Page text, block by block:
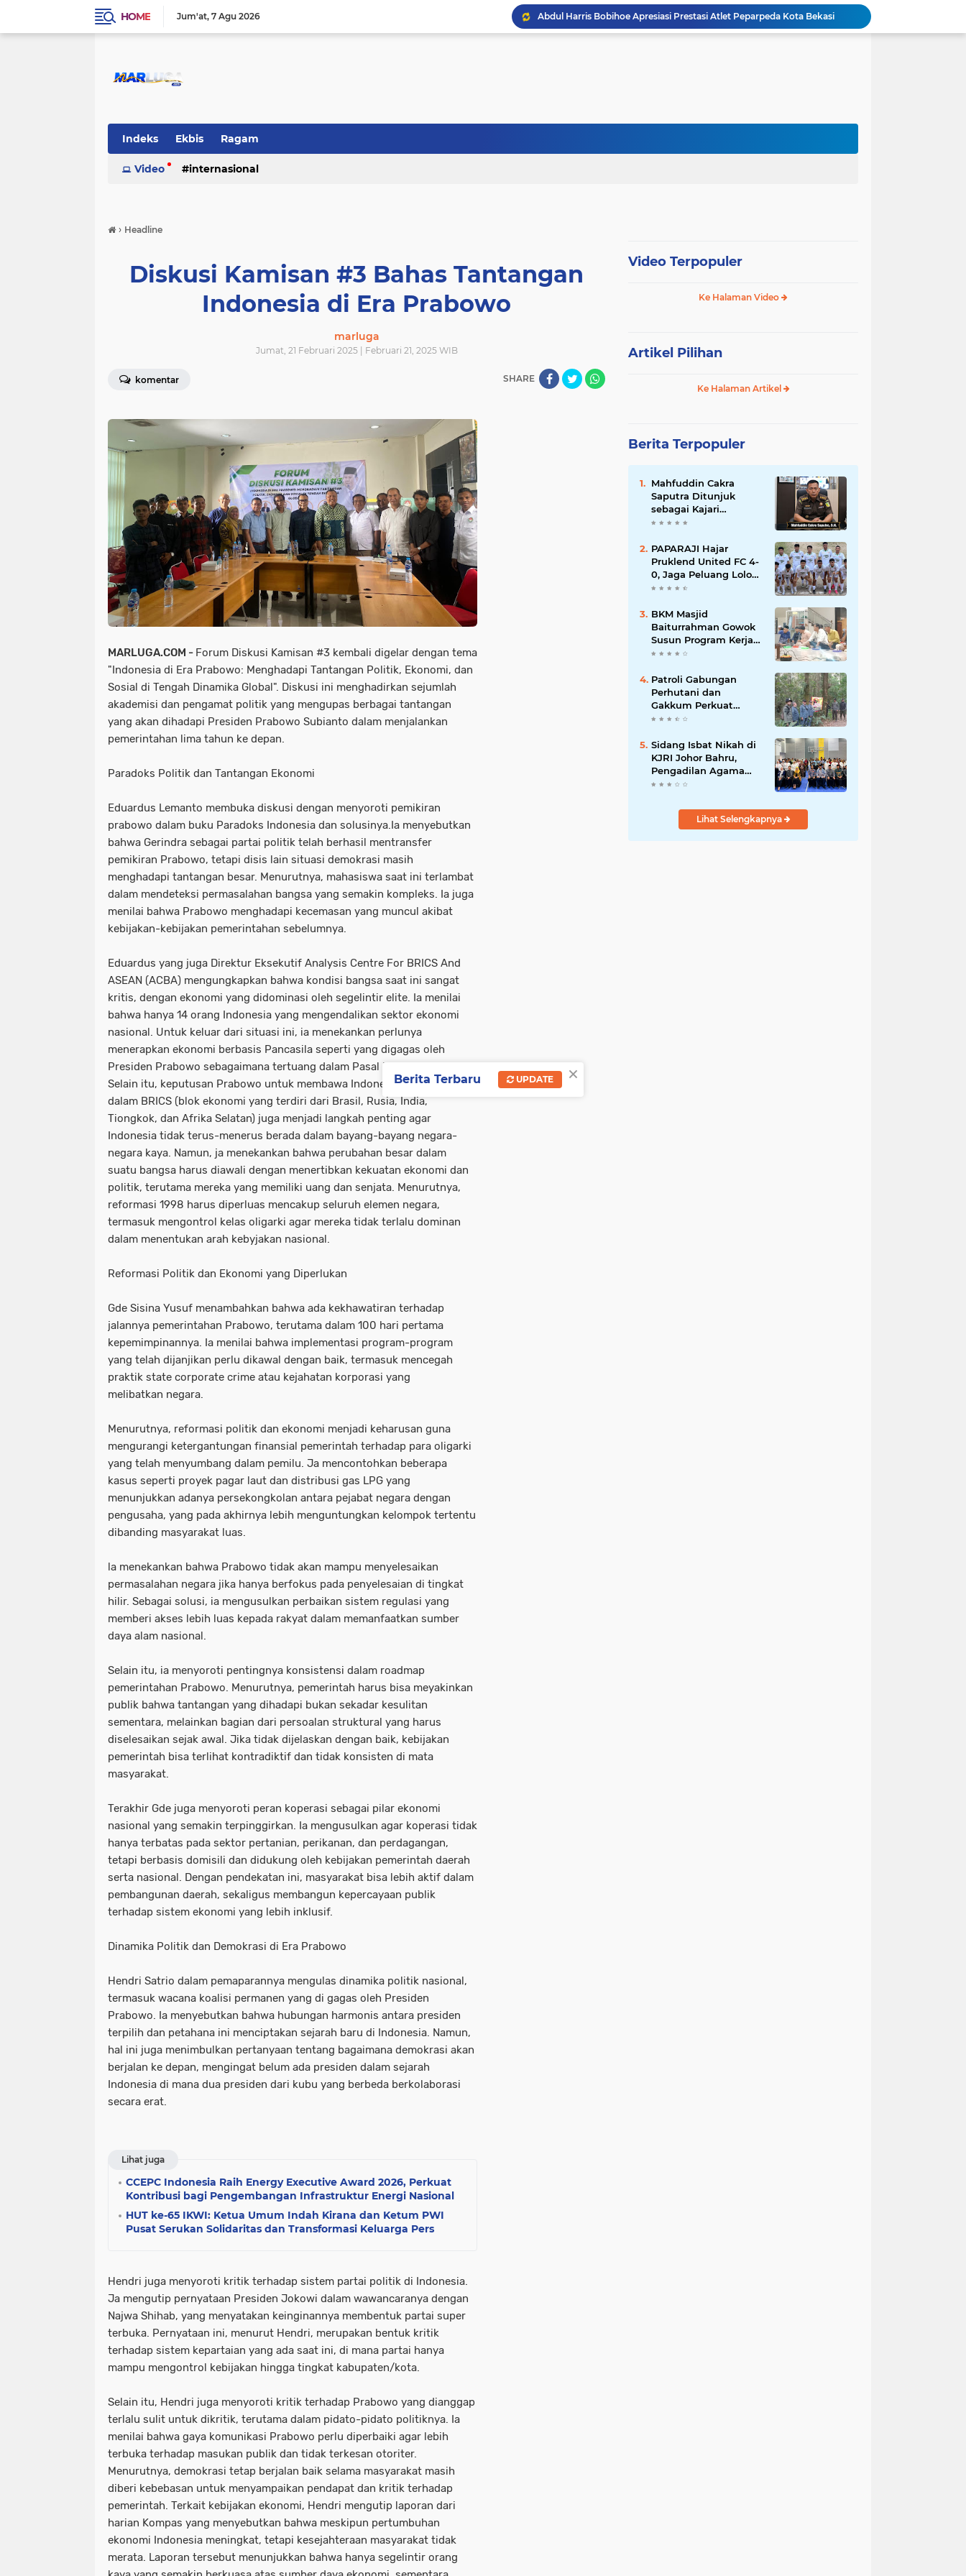
HOME Jum'at 7 Agu 2026
Abdul Harris Bobihoe Apresiasi Prestasi Atlet Peparpeda Kota Bekasi
Sidang Isbat Nikah di KJRI Johor Bahru, Pengadilan Agama Jakarta Pusat Kabulkan 25 Permohonan
Khaeroni Kembali Pimpin FAJI DKI Jakarta, Target Tambah Emas di PON 2028
Indeks Ekbis Ragam
Video internasional
› Headline
Diskusi Kamisan #3 Bahas Tantangan
Indonesia di Era Prabowo
marluga
Jumat, 21 Februari 2025 | Februari 21, 2025 WIB
komentar SHARE
MARLUGA.COM - Forum Diskusi Kamisan #3 kembali digelar dengan tema
"Indonesia di Era Prabowo: Menghadapi Tantangan Politik, Ekonomi, dan
Sosial di Tengah Dinamika Global". Diskusi ini menghadirkan sejumlah
akademisi dan pengamat politik yang mengupas berbagai tantangan
yang akan dihadapi Presiden Prabowo Subianto dalam menjalankan
pemerintahan lima tahun ke depan.
Paradoks Politik dan Tantangan Ekonomi
Eduardus Lemanto membuka diskusi dengan menyoroti pemikiran
prabowo dalam buku Paradoks Indonesia dan solusinya.Ia menyebutkan
bahwa Gerindra sebagai partai politik telah berhasil mentransfer
pemikiran Prabowo, tetapi disis lain situasi demokrasi masih
menghadapi tantangan besar. Menurutnya, mahasiswa saat ini terlambat
dalam mendeteksi permasalahan bangsa yang semakin kompleks. Ia juga
menilai bahwa Prabowo menghadapi kecemasan yang muncul akibat
kebijakan-kebijakan pemerintahan sebelumnya.
Eduardus yang juga Direktur Eksekutif Analysis Centre For BRICS And
ASEAN (ACBA) mengungkapkan bahwa kondisi bangsa saat ini sangat
kritis, dengan ekonomi yang didominasi oleh segelintir elite. Ia menilai
bahwa hanya 14 orang Indonesia yang mengendalikan sektor ekonomi
nasional. Untuk keluar dari situasi ini, ia menekankan perlunya
menerapkan ekonomi berbasis Pancasila seperti yang digagas oleh
Presiden Prabowo sebagaimana tertuang dalam Pasal 33 UUD 1945.
Selain itu, keputusan Prabowo untuk membawa Indonesia masuk ke
dalam BRICS (blok ekonomi yang terdiri dari Brasil, Rusia, India,
Tiongkok, dan Afrika Selatan) juga menjadi langkah penting agar
Indonesia tidak terus-menerus berada dalam bayang-bayang negara-
negara kaya. Namun, ja menekankan bahwa perubahan besar dalam
suatu bangsa harus diawali dengan menertibkan kekuatan ekonomi dan
politik, terutama mereka yang memiliki uang dan senjata. Menurutnya,
reformasi 1998 harus diperluas mencakup seluruh elemen negara,
termasuk mengontrol kelas oligarki agar mereka tidak terlalu dominan
dalam menentukan arah kebyjakan nasional.
Reformasi Politik dan Ekonomi yang Diperlukan
Gde Sisina Yusuf menambahkan bahwa ada kekhawatiran terhadap
jalannya pemerintahan Prabowo, terutama dalam 100 hari pertama
kepemimpinannya. Ia menilai bahwa implementasi program-program
yang telah dijanjikan perlu dikawal dengan baik, termasuk mencegah
praktik state corporate crime atau kejahatan korporasi yang
melibatkan negara.
Menurutnya, reformasi politik dan ekonomi menjadi keharusan guna
mengurangi ketergantungan finansial pemerintah terhadap para oligarki
yang telah menyumbang dalam pemilu. Ja mencontohkan beberapa
kasus seperti proyek pagar laut dan distribusi gas LPG yang
menunjukkan adanya persekongkolan antara pejabat negara dengan
pengusaha, yang pada akhirnya lebih menguntungkan kelompok tertentu
dibanding masyarakat luas.
la menekankan bahwa Prabowo tidak akan mampu menyelesaikan
permasalahan negara jika hanya berfokus pada penyelesaian di tingkat
hilir. Sebagai solusi, ia mengusulkan perbaikan sistem regulasi yang
memberi akses lebih luas kepada rakyat dalam memanfaatkan sumber
daya alam nasional.
Selain itu, ia menyoroti pentingnya konsistensi dalam roadmap
pemerintahan Prabowo. Menurutnya, pemerintah harus bisa meyakinkan
publik bahwa tantangan yang dihadapi bukan sekadar kesulitan
sementara, melainkan bagian dari persoalan struktural yang harus
diselesaikan sejak awal. Jika tidak dijelaskan dengan baik, kebijakan
pemerintah bisa terlihat kontradiktif dan tidak konsisten di mata
masyarakat.
Terakhir Gde juga menyoroti peran koperasi sebagai pilar ekonomi
nasional yang semakin terpinggirkan. Ia mengusulkan agar koperasi tidak
hanya terbatas pada sektor pertanian, perikanan, dan perdagangan,
tetapi berbasis domisili dan didukung oleh kebijakan pemerintah daerah
serta nasional. Dengan pendekatan ini, masyarakat bisa lebih aktif dalam
pembangunan daerah, sekaligus membangun kepercayaan publik
terhadap sistem ekonomi yang lebih inklusif.
Dinamika Politik dan Demokrasi di Era Prabowo
Hendri Satrio dalam pemaparannya mengulas dinamika politik nasional,
termasuk wacana koalisi permanen yang di gagas oleh Presiden
Prabowo. Ia menyebutkan bahwa hubungan harmonis antara presiden
terpilih dan petahana ini menciptakan sejarah baru di Indonesia. Namun,
hal ini juga menimbulkan pertanyaan tentang bagaimana demokrasi akan
berjalan ke depan, mengingat belum ada presiden dalam sejarah
Indonesia di mana dua presiden dari kubu yang berbeda berkolaborasi
secara erat.
Lihat juga
CCEPC Indonesia Raih Energy Executive Award 2026, Perkuat
Kontribusi bagi Pengembangan Infrastruktur Energi Nasional
HUT ke-65 IKWI: Ketua Umum Indah Kirana dan Ketum PWI
Pusat Serukan Solidaritas dan Transformasi Keluarga Pers
Hendri juga menyoroti kritik terhadap sistem partai politik di Indonesia.
Ja mengutip pernyataan Presiden Jokowi dalam wawancaranya dengan
Najwa Shihab, yang menyatakan keinginannya membentuk partai super
terbuka. Pernyataan ini, menurut Hendri, merupakan bentuk kritik
terhadap sistem kepartaian yang ada saat ini, di mana partai hanya
mampu mengontrol kebijakan hingga tingkat kabupaten/kota.
Selain itu, Hendri juga menyoroti kritik terhadap Prabowo yang dianggap
terlalu sulit untuk dikritik, terutama dalam pidato-pidato politiknya. Ia
menilai bahwa gaya komunikasi Prabowo perlu diperbaiki agar lebih
terbuka terhadap masukan publik dan tidak terkesan otoriter.
Menurutnya, demokrasi tetap berjalan baik selama masyarakat masih
diberi kebebasan untuk menyampaikan pendapat dan kritik terhadap
pemerintah. Terkait kebijakan ekonomi, Hendri mengutip laporan dari
harian Kompas yang menyebutkan bahwa meskipun pertumbuhan
ekonomi Indonesia meningkat, tetapi kesejahteraan masyarakat tidak
merata. Laporan tersebut menunjukkan bahwa hanya segelintir orang
Video Terpopuler
Ke Halaman Video
Artikel Pilihan
Ke Halaman Artikel
Berita Terpopuler
Mahfuddin Cakra
Saputra Ditunjuk
sebagai Kajari
Sumbawa Barat dalam
Agung
PAPARAJI Hajar
Pruklend United FC 4-
0, Jaga Peluang Lolos
ke Babak Berikutnya
HKBP
BKM Masjid
Baiturrahman Gowok
Susun Program Kerja
2026–2029, Fokus
Pelayanan Umat
Patroli Gabungan
Perhutani dan
Gakkum Perkuat
Pengamanan Hutan di
Sidang Isbat Nikah di
KJRI Johor Bahru,
Pengadilan Agama
Jakarta Pusat
Permohonan
Lihat Selengkapnya
×
Berita Terbaru UPDATE